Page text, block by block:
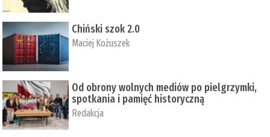
Chiński szok 2.0
Maciej Kożuszek
Od obrony wolnych mediów po pielgrzymki,
spotkania i pamięć historyczną
Redakcja